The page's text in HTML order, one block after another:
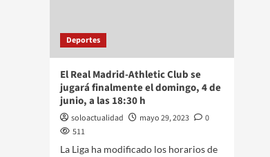
Deportes
El Real Madrid-Athletic Club se
jugará finalmente el domingo, 4 de
junio, a las 18:30 h
soloactualidad mayo 29, 2023
0
511
La Liga ha modificado los horarios de